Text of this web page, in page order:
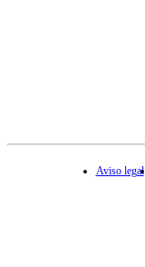
Aviso legal